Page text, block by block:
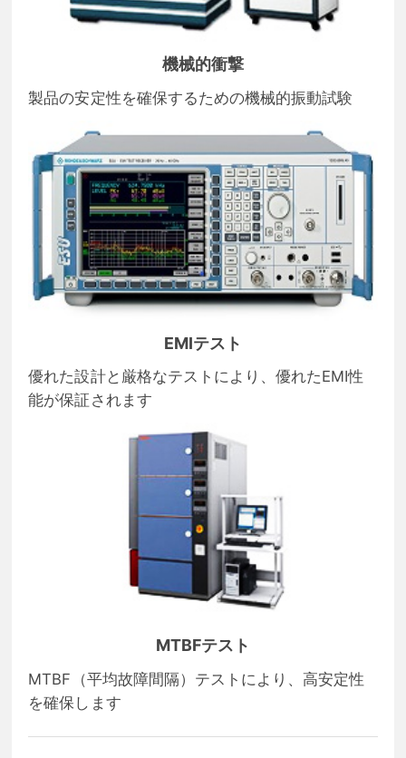
機械的衝撃
製品の安定性を確保するための機械的振動試験
EMIテスト
優れた設計と厳格なテストにより、優れたEMI性
能が保証されます
MTBFテスト
MTBF（平均故障間隔）テストにより、高安定性
を確保します